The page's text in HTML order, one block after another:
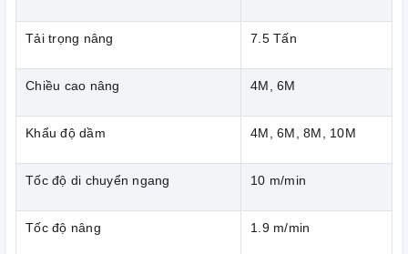
- Hệ dầm biên.
- Palang điện hay thiết bị nâng.
- Hệ thống điện & hệ dầm đỡ ray cầu trục.
hiểu từng thành phần hình thành lên hệcầu trục dầm
Tải trọng nâng 7.5 Tấn
Chiều cao nâng 4M, 6M
Khẩu độ dầm 4M, 6M, 8M, 10M
Tốc độ di chuyển ngang 10 m/min
Tốc độ nâng 1.9 m/min